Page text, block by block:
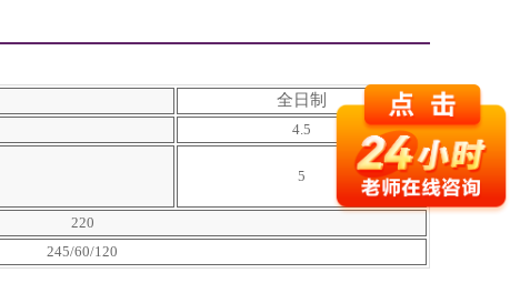
全日制
4.5
5
220
245/60/120